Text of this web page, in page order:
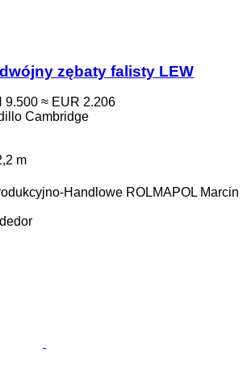
zębaty falisty LEW
9.500 ≈ EUR 2.206
Cambridge
m
Handlowe ROLMAPOL Marcin